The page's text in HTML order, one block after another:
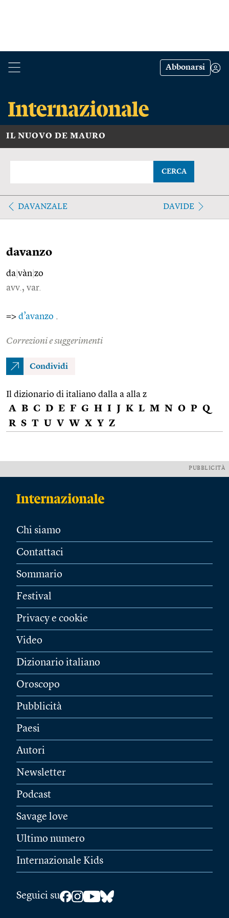
Abbonarsi
IL NUOVO DE MAURO
CERCA
DAVANZALE DAVIDE
davanzo
da vàn zo
avv., var.
=> d’avanzo
Correzioni e suggerimenti
Condividi
Il dizionario di italiano dalla a alla z
A B C D E F G H I J K L M N O P Q
R S T U V W X Y Z
PUBBLICITÀ
Chi siamo
Contattaci
Sommario
Festival
Privacy e cookie
Video
Dizionario italiano
Oroscopo
Pubblicità
Paesi
Autori
Newsletter
Podcast
Savage love
Ultimo numero
Internazionale Kids
Seguici su